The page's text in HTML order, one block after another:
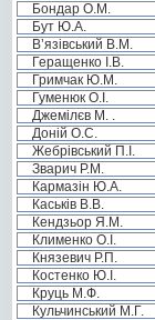
Бондар О.М.
Бут Ю.А.
В’язівський В.М.
Геращенко І.В.
Гримчак Ю.М.
Гуменюк О.І.
Джемілєв М. .
Доній О.С.
Жебрівський П.І.
Зварич Р.М.
Кармазін Ю.А.
Каськів В.В.
Кендзьор Я.М.
Клименко О.І.
Князевич Р.П.
Костенко Ю.І.
Круць М.Ф.
Кульчинський М.Г.